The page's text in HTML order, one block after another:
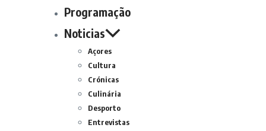
Programação
Noticias
Açores
Cultura
Crónicas
Culinária
Desporto
Entrevistas